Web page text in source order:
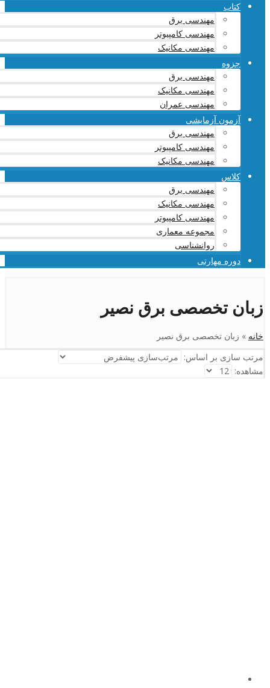
کتاب
مهندسی برق
مهندسی کامپیوتر
مهندسی مکانیک
جزوه
مهندسی برق
مهندسی مکانیک
مهندسی عمران
آزمون آزمایشی
مهندسی برق
مهندسی کامپیوتر
مهندسی مکانیک
کلاس
مهندسی برق
مهندسی مکانیک
مهندسی کامپیوتر
مجموعه معماری
روانشناسی
دوره مهارتی
زبان تخصصی برق نصیر
خانه » زبان تخصصی برق نصیر
مرتب سازی بر اساس:
مشاهده: